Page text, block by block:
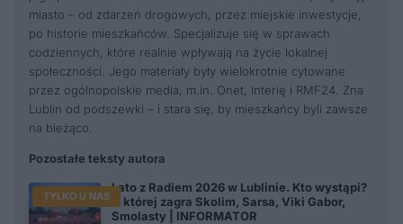
miasto – od zdarzeń drogowych, przez miejskie inwestycje,
po historie mieszkańców. Specjalizuje się w sprawach
codziennych, które realnie wpływają na życie lokalnej
społeczności. Jego materiały były wielokrotnie cytowane
przez ogólnopolskie media, m.in. Onet, Interię i RMF24. Zna
Lublin od podszewki – i stara się, by mieszkańcy byli zawsze
na bieżąco.
Pozostałe teksty autora
TYLKO U NAS
Lato z Radiem 2026 w Lublinie. Kto wystąpi?
O której zagra Skolim, Sarsa, Viki Gabor,
Smolasty | INFORMATOR